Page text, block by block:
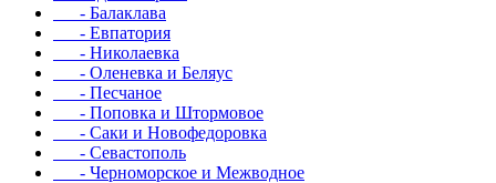
- Балаклава
- Евпатория
- Николаевка
- Оленевка и Беляус
- Песчаное
- Поповка и Штормовое
- Саки и Новофедоровка
- Севастополь
- Черноморское и Межводное